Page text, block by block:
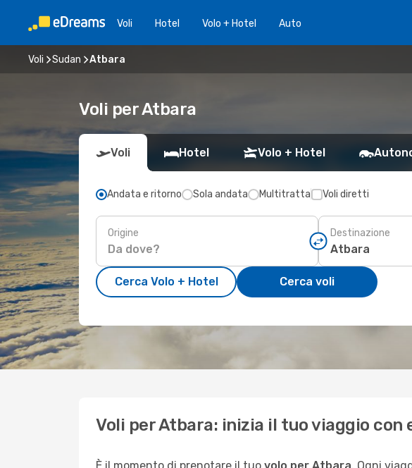
Voli Hotel Volo + Hotel Auto
Voli Sudan Atbara
Voli per Atbara
Voli Hotel Volo + Hotel
Andata e ritorno Sola andata Multitratta Voli diretti
Origine Destinazione
Cerca Volo + Hotel Cerca voli
Voli per Atbara: inizia il tuo viaggio con